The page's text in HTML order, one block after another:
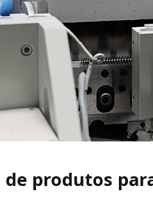
produtos